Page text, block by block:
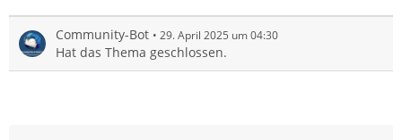
Community-Bot 29. April 2025 um 04:30
Hat das Thema geschlossen.